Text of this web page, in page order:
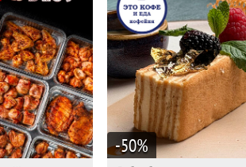
-50%